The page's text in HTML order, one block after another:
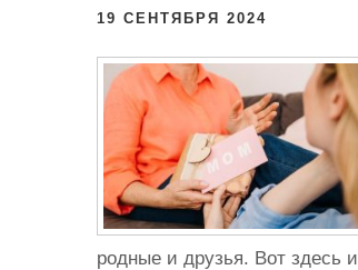
19 СЕНТЯБРЯ 2024
родные и друзья. Вот здесь